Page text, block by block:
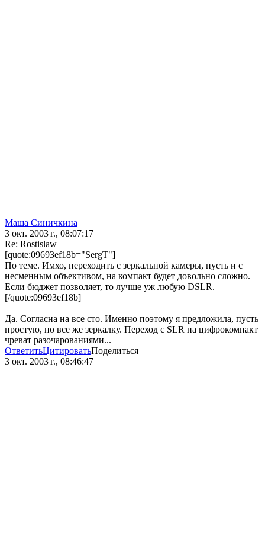
Маша Синичкина
3 окт. 2003 г., 08:07:17
Re: Rostislaw
[quote:09693ef18b="SergT"]
По теме. Имхо, переходить с зеркальной камеры, пусть и с
несменным объективом, на компакт будет довольно сложно.
Если бюджет позволяет, то лучше уж любую DSLR.
[/quote:09693ef18b]
Да. Согласна на все сто. Именно поэтому я предложила, пусть
простую, но все же зеркалку. Переход с SLR на цифрокомпакт
чреват разочарованиями...
ОтветитьЦитироватьПоделиться
3 окт. 2003 г., 08:46:47